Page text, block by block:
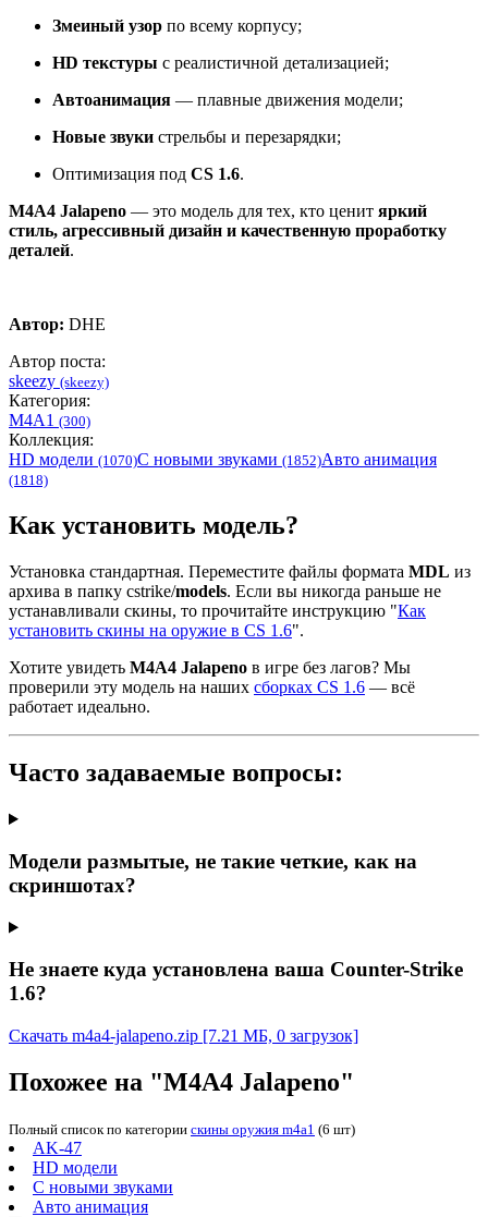
Змеиный узор по всему корпусу;
HD текстуры с реалистичной детализацией;
Автоанимация — плавные движения модели;
Новые звуки стрельбы и перезарядки;
Оптимизация под CS 1.6.
M4A4 Jalapeno — это модель для тех, кто ценит яркий
стиль, агрессивный дизайн и качественную проработку
деталей.
Автор: DHE
Автор поста:
skeezy (skeezy)
Категория:
M4A1 (300)
Коллекция:
HD модели (1070)С новыми звуками (1852)Авто анимация
(1818)
Как установить модель?
Установка стандартная. Переместите файлы формата MDL из
архива в папку cstrike/models. Если вы никогда раньше не
устанавливали скины, то прочитайте инструкцию "Как
установить скины на оружие в CS 1.6".
Хотите увидеть M4A4 Jalapeno в игре без лагов? Мы
проверили эту модель на наших сборках CS 1.6 — всё
работает идеально.
Часто задаваемые вопросы:
Модели размытые, не такие четкие, как на
скриншотах?
Не знаете куда установлена ваша Counter-Strike
1.6?
Скачать m4a4-jalapeno.zip [7.21 МБ, 0 загрузок]
Похожее на "M4A4 Jalapeno"
Полный список по категории скины оружия m4a1 (6 шт)
AK-47
HD модели
С новыми звуками
Авто анимация